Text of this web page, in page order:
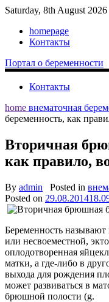
Saturday, 8th August 2026
homepage
Контакты
Портал о беременности
Контакты
home внематочная
беременность, как
Вторичная
как правило,
By admin Posted in
Posted on 29.08.2014
Беременность называют
или несвоеместной,
оплодотворенная
матки, а где-либо в
выхода для рождения
может развиваться в
брюшной полости (g.